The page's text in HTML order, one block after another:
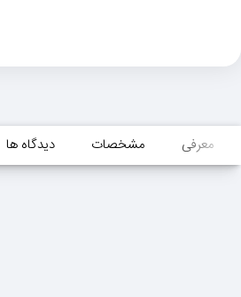
معرفی مشخصات دیدگاه ها